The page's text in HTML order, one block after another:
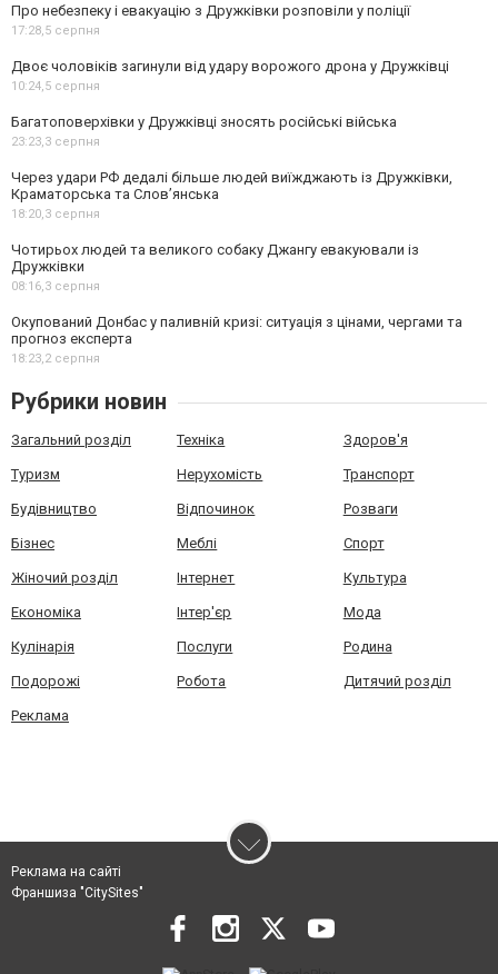
Про небезпеку і евакуацію з Дружківки розповіли у поліції
17:28,5 серпня
Двоє чоловіків загинули від удару ворожого дрона у Дружківці
10:24,5 серпня
Багатоповерхівки у Дружківці зносять російські війська
23:23,3 серпня
Через удари РФ дедалі більше людей виїжджають із Дружківки,
Краматорська та Слов’янська
18:20,3 серпня
Чотирьох людей та великого собаку Джангу евакуювали із
Дружківки
08:16,3 серпня
Окупований Донбас у паливній кризі: ситуація з цінами, чергами та
прогноз експерта
18:23,2 серпня
Рубрики новин
Загальний розділ Техніка Здоров'я
Туризм Нерухомість Транспорт
Будівництво Відпочинок Розваги
Бізнес Меблі Спорт
Жіночий розділ Інтернет Культура
Економіка Інтер'єр Мода
Кулінарія Послуги Родина
Подорожі Робота Дитячий розділ
Реклама
Реклама на сайті
Франшиза "CitySites"